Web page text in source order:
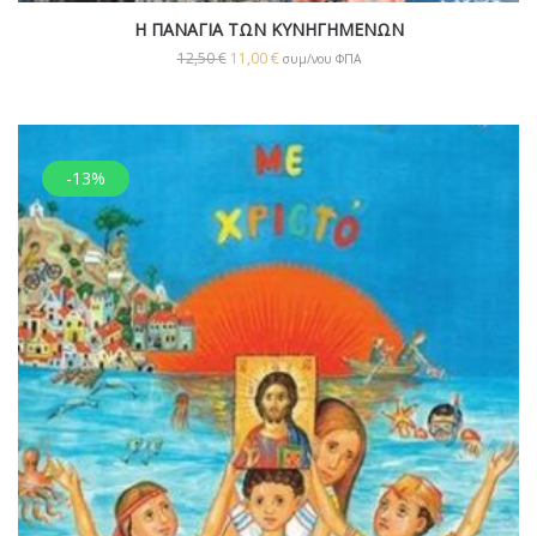
Η ΠΑΝΑΓΙΑ ΤΩΝ ΚΥΝΗΓΗΜΕΝΩΝ
12,50€ 11,00€ συμ/νου ΦΠΑ
-13%